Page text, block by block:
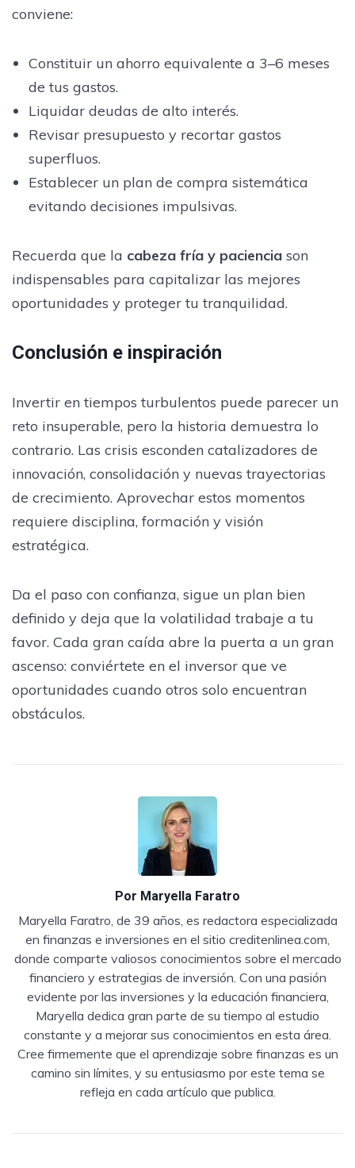
conviene:
Constituir un ahorro equivalente a 3–6 meses
de tus gastos.
Liquidar deudas de alto interés.
Revisar presupuesto y recortar gastos
superfluos.
Establecer un plan de compra sistemática
evitando decisiones impulsivas.
Recuerda que la cabeza fría y paciencia son
indispensables para capitalizar las mejores
oportunidades y proteger tu tranquilidad.
Conclusión e inspiración
Invertir en tiempos turbulentos puede parecer un
reto insuperable, pero la historia demuestra lo
contrario. Las crisis esconden catalizadores de
innovación, consolidación y nuevas trayectorias
de crecimiento. Aprovechar estos momentos
requiere disciplina, formación y visión
estratégica.
Da el paso con confianza, sigue un plan bien
definido y deja que la volatilidad trabaje a tu
favor. Cada gran caída abre la puerta a un gran
ascenso: conviértete en el inversor que ve
oportunidades cuando otros solo encuentran
obstáculos.
Por Maryella Faratro
Maryella Faratro, de 39 años, es redactora especializada
en finanzas e inversiones en el sitio creditenlinea.com,
donde comparte valiosos conocimientos sobre el mercado
financiero y estrategias de inversión. Con una pasión
evidente por las inversiones y la educación financiera,
Maryella dedica gran parte de su tiempo al estudio
constante y a mejorar sus conocimientos en esta área.
Cree firmemente que el aprendizaje sobre finanzas es un
camino sin límites, y su entusiasmo por este tema se
refleja en cada artículo que publica.